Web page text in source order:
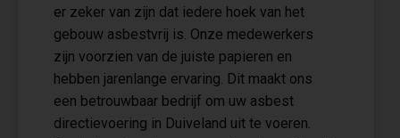
er zeker van zijn dat iedere hoek van het
gebouw asbestvrij is. Onze medewerkers
zijn voorzien van de juiste papieren en
hebben jarenlange ervaring. Dit maakt ons
een betrouwbaar bedrijf om uw asbest
directievoering in Duiveland uit te voeren.